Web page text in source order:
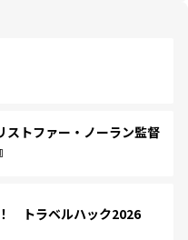
トファー・ノーラン監督
トラベルハック2026